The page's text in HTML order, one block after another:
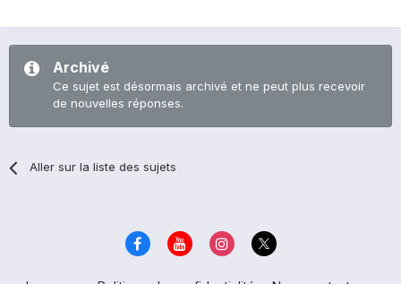
Archivé
Ce sujet est désormais archivé et ne peut plus recevoir
de nouvelles réponses.
Aller sur la liste des sujets